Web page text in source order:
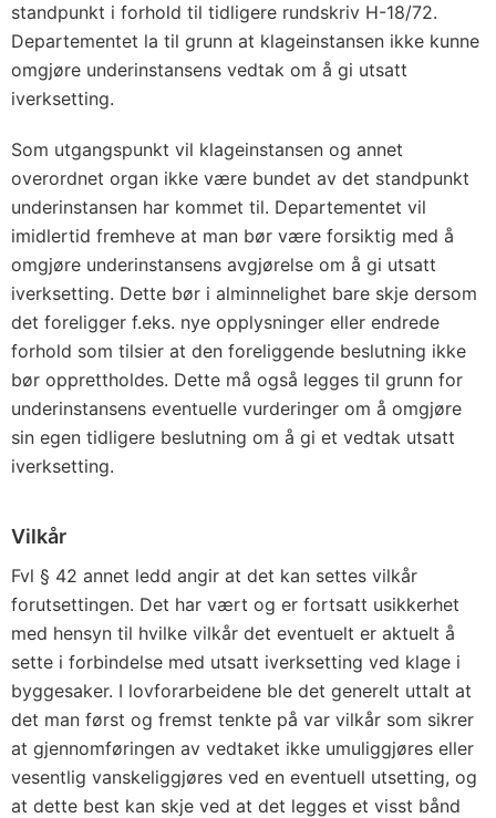
standpunkt i forhold til tidligere rundskriv H-18/72.
Departementet la til grunn at klageinstansen ikke kunne
omgjøre underinstansens vedtak om å gi utsatt
iverksetting.
Som utgangspunkt vil klageinstansen og annet
overordnet organ ikke være bundet av det standpunkt
underinstansen har kommet til. Departementet vil
imidlertid fremheve at man bør være forsiktig med å
omgjøre underinstansens avgjørelse om å gi utsatt
iverksetting. Dette bør i alminnelighet bare skje dersom
det foreligger f.eks. nye opplysninger eller endrede
forhold som tilsier at den foreliggende beslutning ikke
bør opprettholdes. Dette må også legges til grunn for
underinstansens eventuelle vurderinger om å omgjøre
sin egen tidligere beslutning om å gi et vedtak utsatt
iverksetting.
Vilkår
Fvl § 42 annet ledd angir at det kan settes vilkår
forutsettingen. Det har vært og er fortsatt usikkerhet
med hensyn til hvilke vilkår det eventuelt er aktuelt å
sette i forbindelse med utsatt iverksetting ved klage i
byggesaker. I lovforarbeidene ble det generelt uttalt at
det man først og fremst tenkte på var vilkår som sikrer
at gjennomføringen av vedtaket ikke umuliggjøres eller
vesentlig vanskeliggjøres ved en eventuell utsetting, og
at dette best kan skje ved at det legges et visst bånd